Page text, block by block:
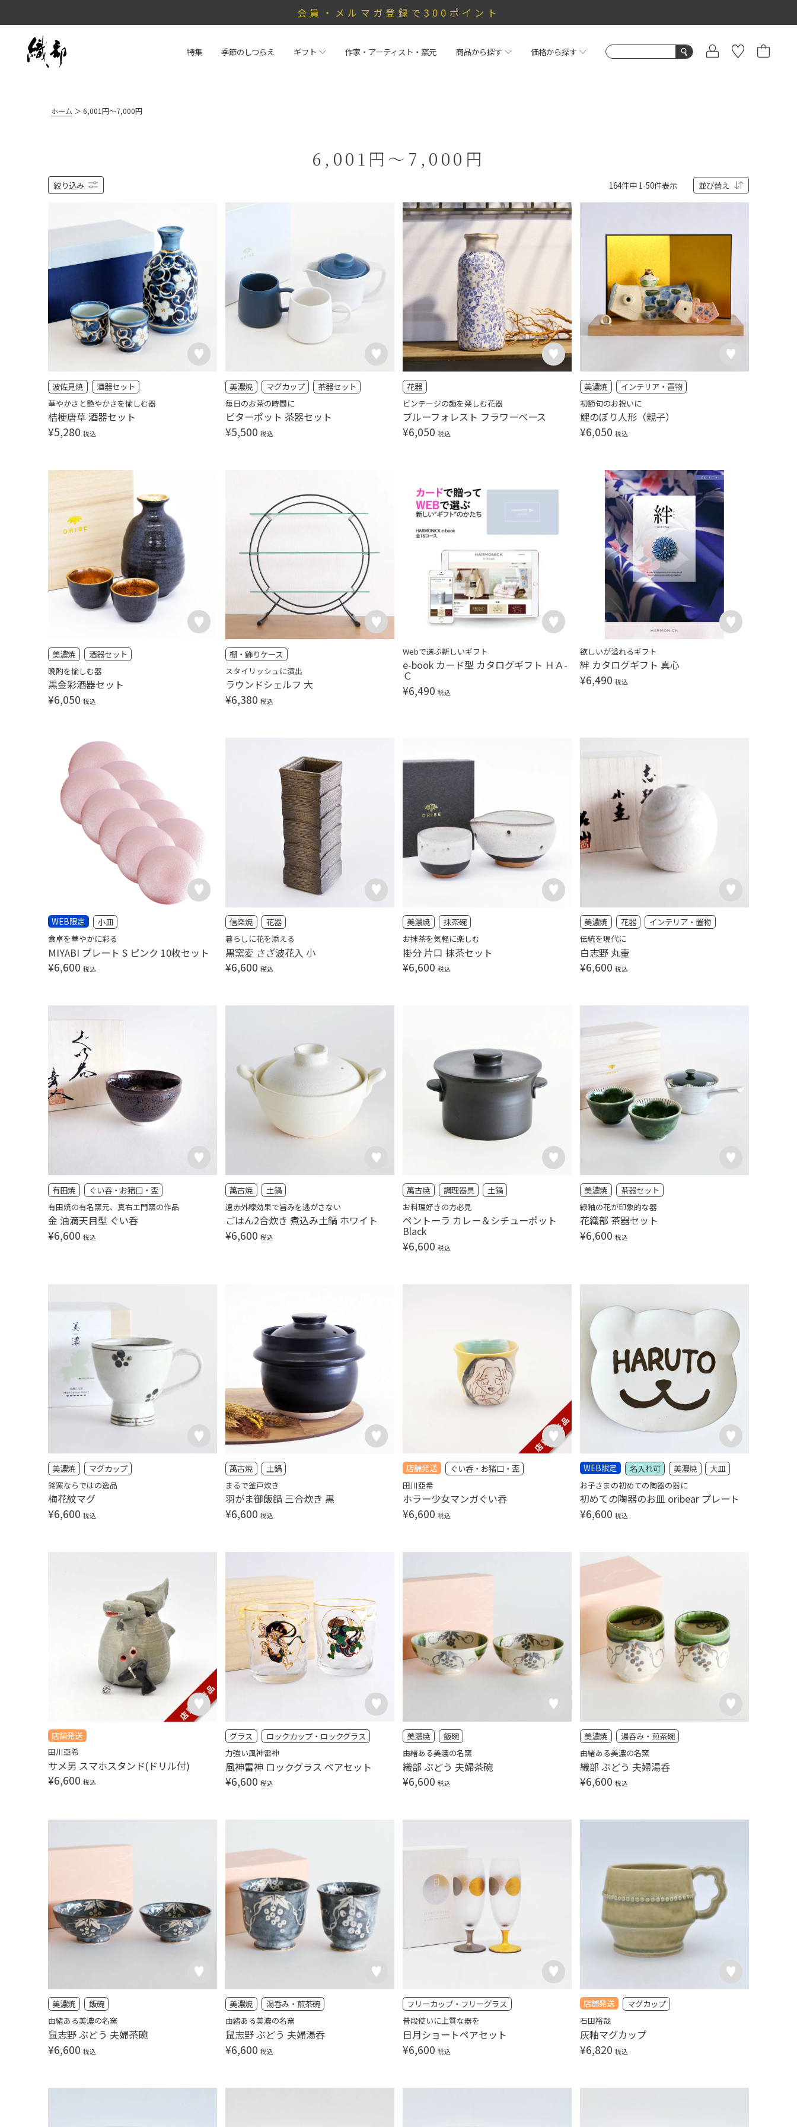
会員・メルマガ登録で300ポイント
特集 季節のしつらえ ギフト 作家・アーティスト・窯元 商品から探す 価格から探す
ホーム 6,001円～7,000円
6,001円～7,000円
絞り込み 並び替え
164件中 1-50件表示
波佐見焼 酒器セット
華やかさと艶やかさを愉しむ器
桔梗唐草 酒器セット
¥5,280 税込
美濃焼 マグカップ 茶器セット
毎日のお茶の時間に
ビターポット 茶器セット
¥5,500 税込
花器
ビンテージの趣を楽しむ花器
ブルーフォレスト フラワーベース
¥6,050 税込
美濃焼 インテリア・置物
初節句のお祝いに
鯉のぼり人形（親子）
¥6,050 税込
美濃焼 酒器セット
晩酌を愉しむ器
黒金彩酒器セット
¥6,050 税込
棚・飾りケース
スタイリッシュに演出
ラウンドシェルフ 大
¥6,380 税込
Webで選ぶ新しいギフト
e-book カード型 カタログギフト ＨＡ-
Ｃ
¥6,490 税込
欲しいが溢れるギフト
絆 カタログギフト 真心
¥6,490 税込
WEB限定 小皿
食卓を華やかに彩る
MIYABI プレート S ピンク 10枚セット
¥6,600 税込
信楽焼 花器
暮らしに花を添える
黒窯変 さざ波花入 小
¥6,600 税込
美濃焼 抹茶碗
お抹茶を気軽に楽しむ
掛分 片口 抹茶セット
¥6,600 税込
美濃焼 花器 インテリア・置物
伝統を現代に
白志野 丸壷
¥6,600 税込
有田焼 ぐい呑・お猪口・盃
有田焼の有名窯元、真右エ門窯の作品
金 油滴天目型 ぐい呑
¥6,600 税込
萬古焼 土鍋
遠赤外線効果で旨みを逃がさない
ごはん2合炊き 煮込み土鍋 ホワイト
¥6,600 税込
萬古焼 調理器具 土鍋
お料理好きの方必見
ペントーラ カレー＆シチューポット
Black
¥6,600 税込
美濃焼 茶器セット
緑釉の花が印象的な器
花織部 茶器セット
¥6,600 税込
美濃焼 マグカップ
銘窯ならではの逸品
梅花紋マグ
¥6,600 税込
萬古焼 土鍋
まるで釜戸炊き
羽がま御飯鍋 三合炊き 黒
¥6,600 税込
店舗発送 ぐい呑・お猪口・盃
田川亞希
ホラー少女マンガぐい呑
¥6,600 税込
WEB限定 名入れ可 美濃焼 大皿
お子さまの初めての陶器の器に
初めての陶器のお皿 oribear プレート
¥6,600 税込
店舗発送
田川亞希
サメ男 スマホスタンド(ドリル付)
¥6,600 税込
グラス ロックカップ・ロックグラス
力強い風神雷神
風神雷神 ロックグラス ペアセット
¥6,600 税込
美濃焼 飯碗
由緒ある美濃の名窯
織部 ぶどう 夫婦茶碗
¥6,600 税込
美濃焼 湯呑み・煎茶碗
由緒ある美濃の名窯
織部 ぶどう 夫婦湯呑
¥6,600 税込
美濃焼 飯碗
由緒ある美濃の名窯
鼠志野 ぶどう 夫婦茶碗
¥6,600 税込
美濃焼 湯呑み・煎茶碗
由緒ある美濃の名窯
鼠志野 ぶどう 夫婦湯呑
¥6,600 税込
フリーカップ・フリーグラス
普段使いに上質な器を
日月ショートペアセット
¥6,600 税込
店舗発送 マグカップ
石田裕哉
灰釉マグカップ
¥6,820 税込